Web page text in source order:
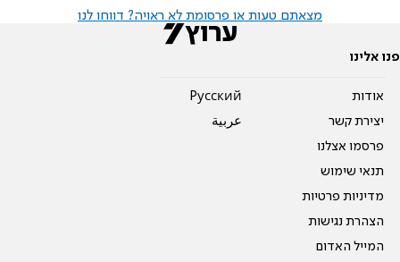
מצאתם טעות או פרסומת לא ראויה? דווחו לנו
פנו אלינו
אודות
יצירת קשר
פרסמו אצלנו
תנאי שימוש
מדיניות פרטיות
הצהרת נגישות
המייל האדום
Pусский
عربية